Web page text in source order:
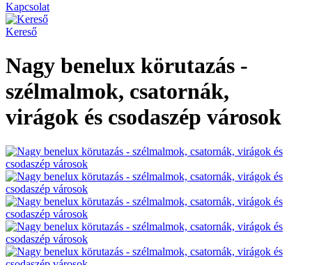
Kapcsolat
Kereső
Nagy benelux körutazás -
szélmalmok, csatornák,
virágok és csodaszép városok